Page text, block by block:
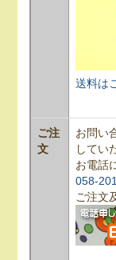
送料は
ご注
文
お問い
してい
お電話
058-
ご注文